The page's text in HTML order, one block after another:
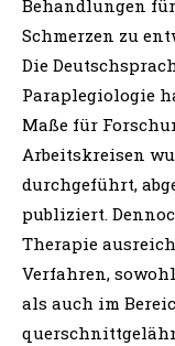
Behandlungen
Schmerzen zu
Die
Paraplegiologie
Maße für
Arbeitskreisen
durchgeführt,
publiziert.
Therapie
Verfahren,
als auch im